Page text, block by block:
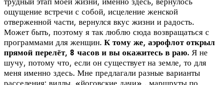
ощущение встречи с собой, исцеление женской
отверженной части, вернулся вкус жизни и радость.
Может быть, поэтому я так люблю сюда возвращаться с
программами для женщин. К тому же, аэрофлот открыл
прямой перелёт, 8 часов и вы окажитесь в раю. Я не
шучу, потому что, если он существует на земле, то для
меня именно здесь. Мне предлагали разные варианты